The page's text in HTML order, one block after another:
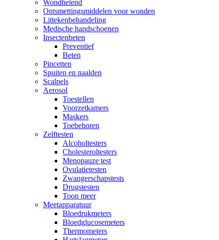
Wondhelend
Ontsmettingsmiddelen voor wonden
Littekenbehandeling
Medische handschoenen
Insectenbeten
Preventief
Beten
Pincetten
Spuiten en naalden
Scalpels
Aerosol
Toestellen
Voorzetkamers
Maskers
Toebehoren
Zelftesten
Alcoholtesters
Cholesteroltesters
Menopauze test
Ovulatietesten
Zwangerschapstests
Drugstesten
Toon meer
Meetapparatuur
Bloedrukmeters
Bloedglucosemeters
Thermometers